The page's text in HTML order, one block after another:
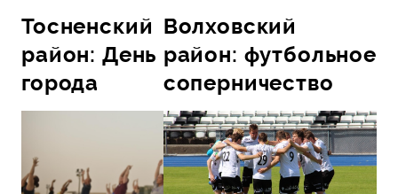
Тосненский
район: День
города
Волховский
район: футбольное
соперничество